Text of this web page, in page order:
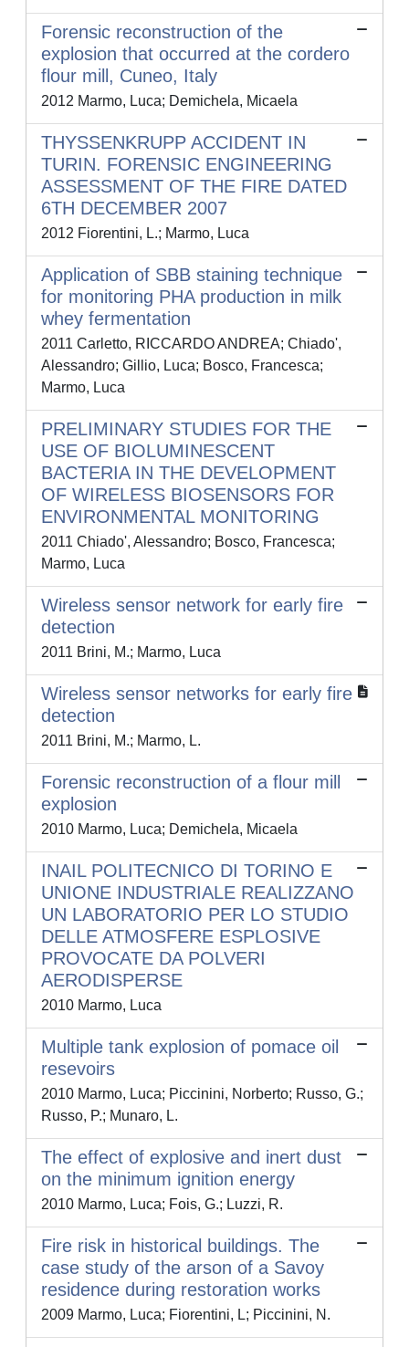
Forensic reconstruction of the
explosion that occurred at the cordero
flour mill, Cuneo, Italy
2012 Marmo, Luca; Demichela, Micaela
THYSSENKRUPP ACCIDENT IN
TURIN. FORENSIC ENGINEERING
ASSESSMENT OF THE FIRE DATED
6TH DECEMBER 2007
2012 Fiorentini, L.; Marmo, Luca
Application of SBB staining technique
for monitoring PHA production in milk
whey fermentation
2011 Carletto, RICCARDO ANDREA; Chiado',
Alessandro; Gillio, Luca; Bosco, Francesca;
Marmo, Luca
PRELIMINARY STUDIES FOR THE
USE OF BIOLUMINESCENT
BACTERIA IN THE DEVELOPMENT
OF WIRELESS BIOSENSORS FOR
ENVIRONMENTAL MONITORING
2011 Chiado', Alessandro; Bosco, Francesca;
Marmo, Luca
Wireless sensor network for early fire
detection
2011 Brini, M.; Marmo, Luca
Wireless sensor networks for early fire
detection
2011 Brini, M.; Marmo, L.
Forensic reconstruction of a flour mill
explosion
2010 Marmo, Luca; Demichela, Micaela
INAIL POLITECNICO DI TORINO E
UNIONE INDUSTRIALE REALIZZANO
UN LABORATORIO PER LO STUDIO
DELLE ATMOSFERE ESPLOSIVE
PROVOCATE DA POLVERI
AERODISPERSE
2010 Marmo, Luca
Multiple tank explosion of pomace oil
resevoirs
2010 Marmo, Luca; Piccinini, Norberto; Russo, G.;
Russo, P.; Munaro, L.
The effect of explosive and inert dust
on the minimum ignition energy
2010 Marmo, Luca; Fois, G.; Luzzi, R.
Fire risk in historical buildings. The
case study of the arson of a Savoy
residence during restoration works
2009 Marmo, Luca; Fiorentini, L; Piccinini, N.